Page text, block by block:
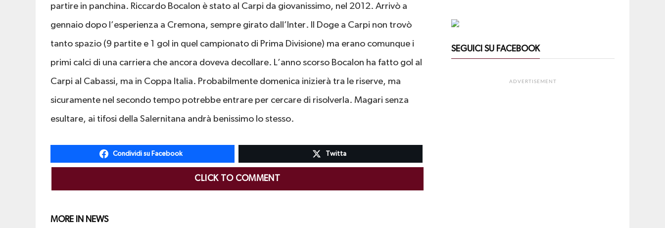
partire in panchina. Riccardo Bocalon è stato al Carpi da giovanissimo, nel 2012. Arrivò a
gennaio dopo l’esperienza a Cremona, sempre girato dall’Inter. Il Doge a Carpi non trovò
tanto spazio (9 partite e 1 gol in quel campionato di Prima Divisione) ma erano comunque i
primi calci di una carriera che ancora doveva decollare. L’anno scorso Bocalon ha fatto gol al
Carpi al Cabassi, ma in Coppa Italia. Probabilmente domenica inizierà tra le riserve, ma
sicuramente nel secondo tempo potrebbe entrare per cercare di risolverla. Magari senza
esultare, ai tifosi della Salernitana andrà benissimo lo stesso.
Condividi su Facebook Twitta
CLICK TO COMMENT
SEGUICI SU FACEBOOK
ADVERTISEMENT
MORE IN NEWS